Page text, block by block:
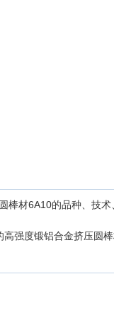
棒材6A10的品种、技
强度锻铝合金挤压圆